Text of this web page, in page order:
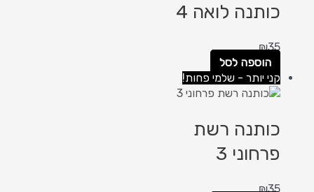
כותנה לואה 4
₪35
הוספה לסל
קני יותר - שלמי פחות!
כותנה רשת
פרחוני 3
₪35